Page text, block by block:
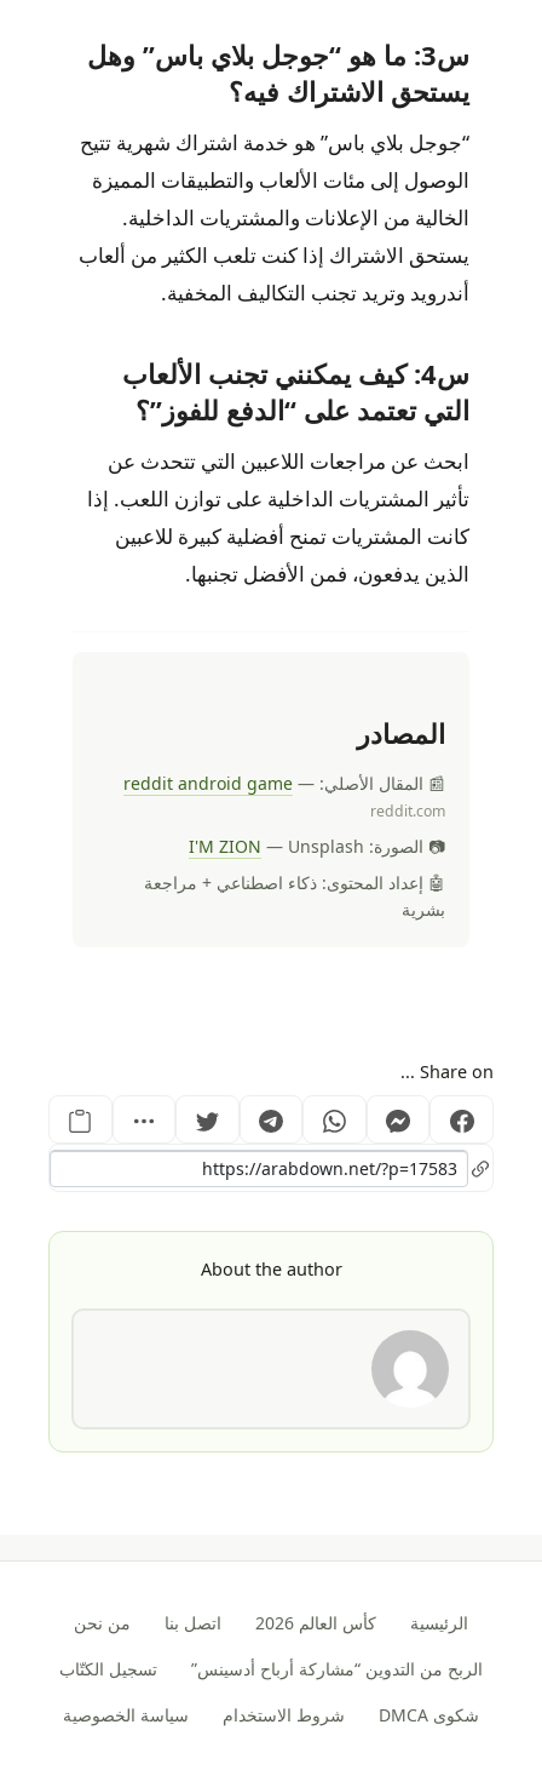
س3: ما هو “جوجل بلاي باس” وهل
يستحق الاشتراك فيه؟
“جوجل بلاي باس” هو خدمة اشتراك شهرية تتيح
الوصول إلى مئات الألعاب والتطبيقات المميزة
الخالية من الإعلانات والمشتريات الداخلية.
يستحق الاشتراك إذا كنت تلعب الكثير من ألعاب
أندرويد وتريد تجنب التكاليف المخفية.
س4: كيف يمكنني تجنب الألعاب
التي تعتمد على “الدفع للفوز”؟
ابحث عن مراجعات اللاعبين التي تتحدث عن
تأثير المشتريات الداخلية على توازن اللعب. إذا
كانت المشتريات تمنح أفضلية كبيرة للاعبين
الذين يدفعون، فمن الأفضل تجنبها.
المصادر
📰 المقال الأصلي: reddit android game —
reddit.com
📷 الصورة: I'M ZION — Unsplash
🤖 إعداد المحتوى: ذكاء اصطناعي + مراجعة
بشرية
Share on ...
About the author
الرئيسية كأس العالم 2026 اتصل بنا
من نحن
الربح من التدوين “مشاركة أرباح أدسينس”
تسجيل الكتّاب
شكوى DMCA
شروط الاستخدام سياسة الخصوصية